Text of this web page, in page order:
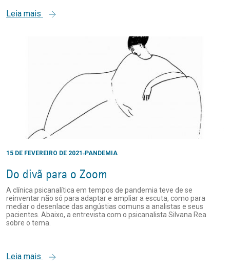
Leia mais
15 DE FEVEREIRO DE 2021 PANDEMIA
Do divã para o Zoom
A clínica psicanalítica em tempos de pandemia teve de se
reinventar não só para adaptar e ampliar a escuta, como para
mediar o desenlace das angústias comuns a analistas e seus
pacientes. Abaixo, a entrevista com o psicanalista Silvana Rea
sobre o tema.
Leia mais